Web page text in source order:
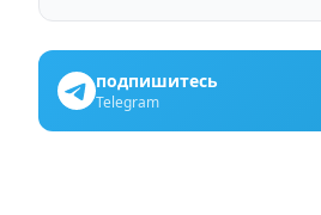
подпишитесь
Telegram